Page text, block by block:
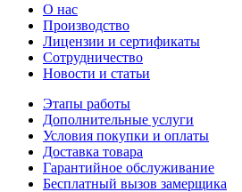
О нас
Производство
Лицензии и сертификаты
Сотрудничество
Новости и статьи
Этапы работы
Дополнительные услуги
Условия покупки и оплаты
Доставка товара
Гарантийное обслуживание
Бесплатный вызов замерщика